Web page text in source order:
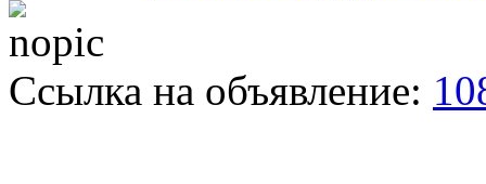
Ссылка на объявление: